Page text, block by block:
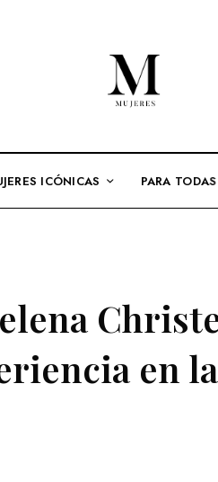
ICÓNICAS PARA TODAS
en la